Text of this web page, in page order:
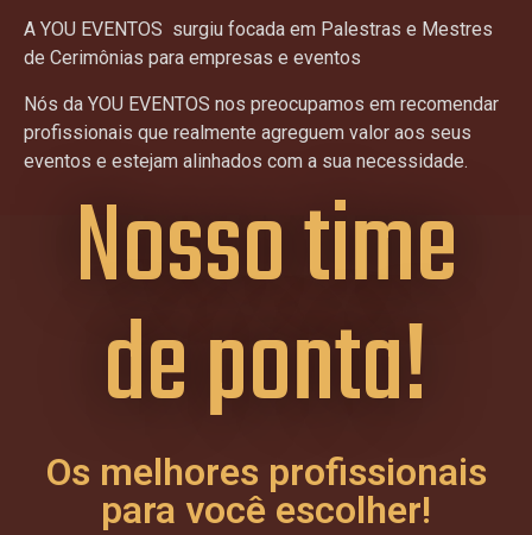
A YOU EVENTOS surgiu focada em Palestras e Mestres
de Cerimônias para empresas e eventos
Nós da YOU EVENTOS nos preocupamos em recomendar
profissionais que realmente agreguem valor aos seus
eventos e estejam alinhados com a sua necessidade.
Nosso time
de ponta!
Os melhores profissionais
para você escolher!